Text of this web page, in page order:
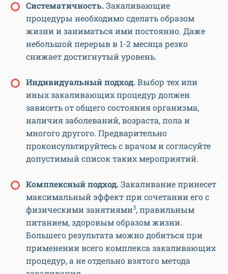
Систематичность.Закаливающие
процедуры необходимо сделать образом
жизни и заниматься ими постоянно. Даже
небольшой перерыв в 1-2 месяца резко
снижает достигнутый уровень.
Индивидуальный подход.Выбор тех или
иных закаливающих процедур должен
зависеть от общего состояния организма,
наличия заболеваний, возраста, пола и
многого другого. Предварительно
проконсультируйтесь с врачом и согласуйте
допустимый список таких мероприятий.
Комплексный подход.Закаливание принесет
максимальный эффект при сочетании его с
физическими занятиями3, правильным
питанием, здоровым образом жизни.
Большего результата можно добиться при
применении всего комплекса закаливающих
процедур, а не отдельно взятого метода